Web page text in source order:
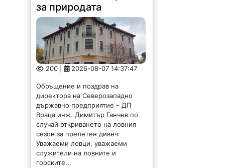
за природата
200 | 2026-08-07 14:37:47
Обръщение и поздрав на
директора на Северозападно
държавно предприятие – ДП
Враца инж. Димитър Ганчев по
случай откриването на ловния
сезон за прелетен дивеч:
Уважаеми ловци, уважаеми
служители на ловните и
горските...